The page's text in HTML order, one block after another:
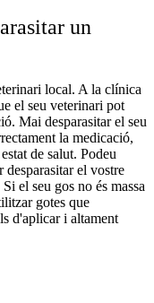
un
local. A la clínica
el seu veterinari pot
Mai desparasitar el seu
la medicació,
de salut. Podeu
el vostre
el seu gos no és massa
gotes que
d'aplicar i altament